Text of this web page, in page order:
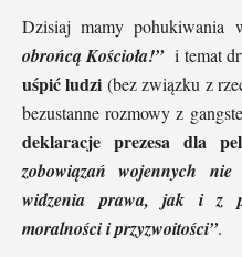
Dzisiaj mamy pohukiwania
obrońcą Kościoła!”i temat
uśpić ludzi (bez związku z
bezustanne rozmowy z
deklaracje prezesa dla
zobowiązań wojennych
widzenia prawa, jak i z
moralności i przyzwoitości”.